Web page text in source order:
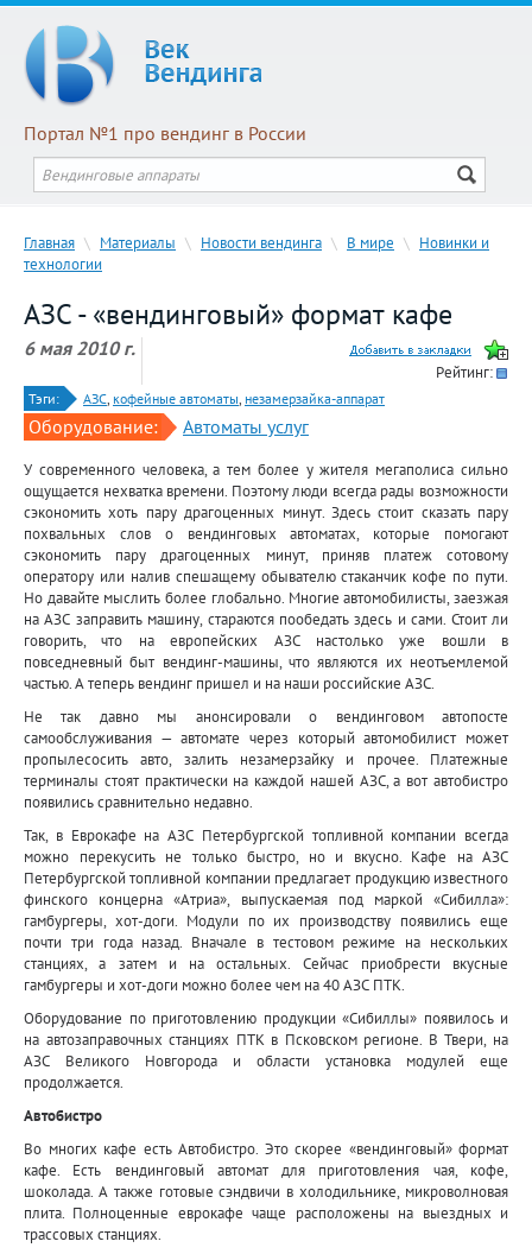
Портал №1 про вендинг в России
Главная \ Материалы \ Новости вендинга \ В мире \ Новинки и
технологии
АЗС - «вендинговый» формат кафе
6 мая 2010 г.
Рейтинг:
Тэги: АЗС, кофейные автоматы, незамерзайка-аппарат
Оборудование: Автоматы услуг
У современного человека, а тем более у жителя мегаполиса сильно
ощущается нехватка времени. Поэтому люди всегда рады возможности
сэкономить хоть пару драгоценных минут. Здесь стоит сказать пару
похвальных слов о вендинговых автоматах, которые помогают
сэкономить пару драгоценных минут, приняв платеж сотовому
оператору или налив спешащему обывателю стаканчик кофе по пути.
Но давайте мыслить более глобально. Многие автомобилисты, заезжая
на АЗС заправить машину, стараются пообедать здесь и сами. Стоит ли
говорить, что на европейских АЗС настолько уже вошли в
повседневный быт вендинг-машины, что являются их неотъемлемой
частью. А теперь вендинг пришел и на наши российские АЗС.
Не так давно мы анонсировали о вендинговом автопосте
самообслуживания — автомате через который автомобилист может
пропылесосить авто, залить незамерзайку и прочее. Платежные
терминалы стоят практически на каждой нашей АЗС, а вот автобистро
появились сравнительно недавно.
Так, в Еврокафе на АЗС Петербургской топливной компании всегда
можно перекусить не только быстро, но и вкусно. Кафе на АЗС
Петербургской топливной компании предлагает продукцию известного
финского концерна «Атриа», выпускаемая под маркой «Сибилла»:
гамбургеры, хот-доги. Модули по их производству появились еще
почти три года назад. Вначале в тестовом режиме на нескольких
станциях, а затем и на остальных. Сейчас приобрести вкусные
гамбургеры и хот-доги можно более чем на 40 АЗС ПТК.
Оборудование по приготовлению продукции «Сибиллы» появилось и
на автозаправочных станциях ПТК в Псковском регионе. В Твери, на
АЗС Великого Новгорода и области установка модулей еще
продолжается.
Автобистро
Во многих кафе есть Автобистро. Это скорее «вендинговый» формат
кафе. Есть вендинговый автомат для приготовления чая, кофе,
шоколада. А также готовые сэндвичи в холодильнике, микроволновая
плита. Полноценные еврокафе чаще расположены на выездных и
трассовых станциях.